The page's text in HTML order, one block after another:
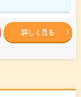
詳しく見る